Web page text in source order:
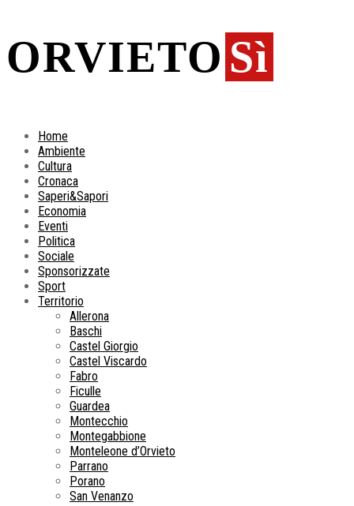
ORVIETO Sì
Home
Ambiente
Cultura
Cronaca
Saperi&Sapori
Economia
Eventi
Politica
Sociale
Sponsorizzate
Sport
Territorio
Allerona
Baschi
Castel Giorgio
Castel Viscardo
Fabro
Ficulle
Guardea
Montecchio
Montegabbione
Monteleone d’Orvieto
Parrano
Porano
San Venanzo